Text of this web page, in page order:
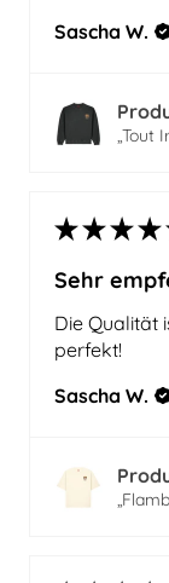
Sascha W.
„Tout
★ ★ ★ ★
Sehr
Die Qualität
perfekt!
Sascha W.